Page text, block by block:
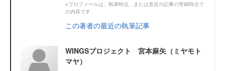
※プロフィールは、執筆時点、または直近の記事の寄稿時点で
の内容です
この著者の最近の執筆記事
WINGSプロジェクト 宮本麻矢（ミヤモト
マヤ）